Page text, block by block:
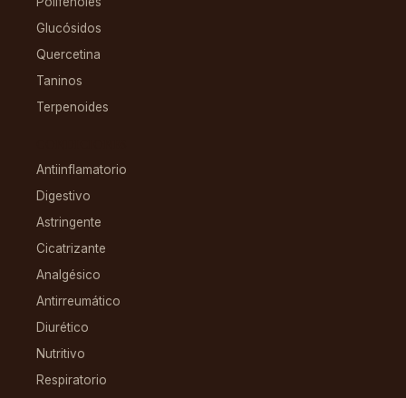
Glucósidos
Quercetina
Taninos
Terpenoides
Antiinflamatorio
Digestivo
Astringente
Cicatrizante
Analgésico
Antirreumático
Diurético
Nutritivo
Respiratorio